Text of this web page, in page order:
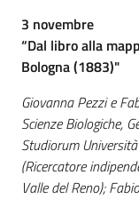
3 novembre
“Dal libro alla
Bologna (1883)"
Giovanna Pezzi e
Scienze Biologiche,
Studiorum
(Ricercatore
Valle del Reno);